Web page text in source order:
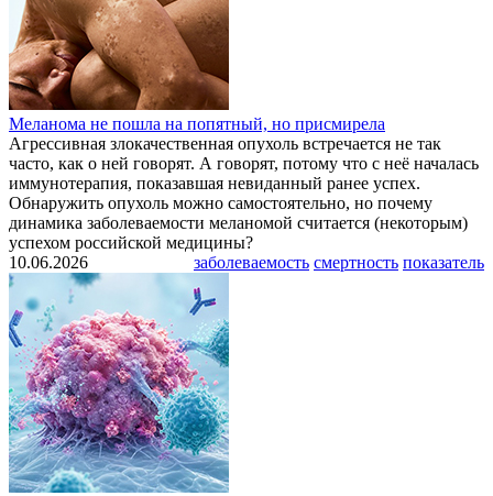
Меланома не пошла на попятный, но присмирела
Агрессивная злокачественная опухоль встречается не так
часто, как о ней говорят. А говорят, потому что с неё началась
иммунотерапия, показавшая невиданный ранее успех.
Обнаружить опухоль можно самостоятельно, но почему
динамика заболеваемости меланомой считается (некоторым)
успехом российской медицины?
заболеваемость смертность показатель
10.06.2026